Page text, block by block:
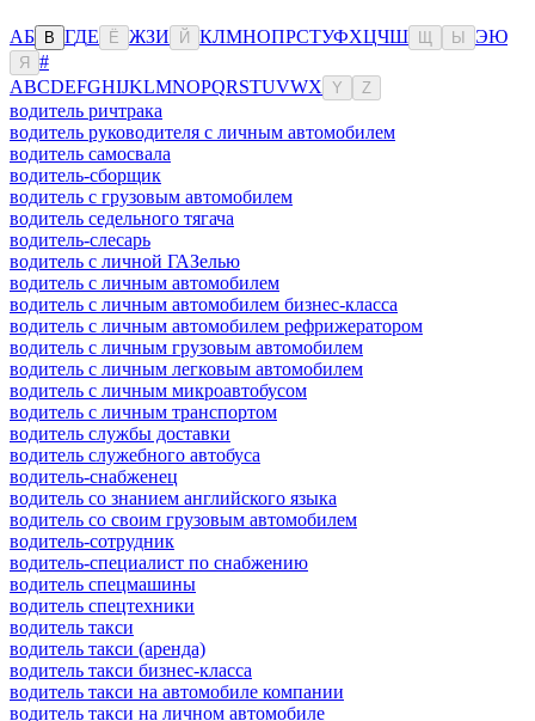
АБ В ГДЕ Ё ЖЗИ Й КЛМНОПРСТУФХЦЧШ Ы ЭЮ
Я
#
ABCDEFGHIJKLMNOPQRSTUVWX Y Z
водитель ричтрака
водитель руководителя с личным автомобилем
водитель самосвала
водитель-сборщик
водитель с грузовым автомобилем
водитель седельного тягача
водитель-слесарь
водитель с личной ГАЗелью
водитель с личным автомобилем
водитель с личным автомобилем бизнес-класса
водитель с личным автомобилем рефрижератором
водитель с личным грузовым автомобилем
водитель с личным легковым автомобилем
водитель с личным микроавтобусом
водитель с личным транспортом
водитель службы доставки
водитель служебного автобуса
водитель-снабженец
водитель со знанием английского языка
водитель со своим грузовым автомобилем
водитель-сотрудник
водитель-специалист по снабжению
водитель спецмашины
водитель спецтехники
водитель такси
водитель такси (аренда)
водитель такси бизнес-класса
водитель такси на автомобиле компании
водитель такси на личном автомобиле